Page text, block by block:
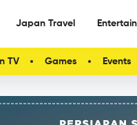
Japan Travel
TV Games Events